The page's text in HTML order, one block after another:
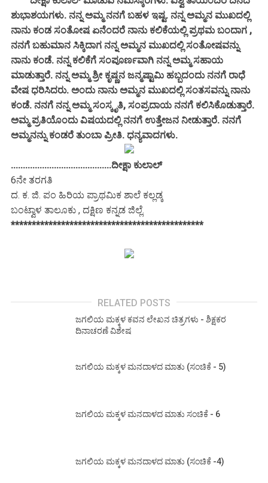
ಶುಭಾಶಯಗಳು. ನನ್ನ ಅಮ್ಮ ನನಗೆ ಬಹಳ ಇಷ್ಟ. ನನ್ನ ಅಮ್ಮನ ಮುಖದಲ್ಲಿ
ನಾನು ಕಂಡ ಸಂತೋಷ ಏನೆಂದರೆ ನಾನು ಕಲಿಕೆಯಲ್ಲಿ ಪ್ರಥಮ ಬಂದಾಗ ,
ನನಗೆ ಬಹುಮಾನ ಸಿಕ್ಕಿದಾಗ ನನ್ನ ಅಮ್ಮನ ಮುಖದಲ್ಲಿ ಸಂತೋಷವನ್ನು
ನಾನು ಕಂಡೆ. ನನ್ನ ಕಲಿಕೆಗೆ ಸಂಪೂರ್ಣವಾಗಿ ನನ್ನ ಅಮ್ಮ ಸಹಾಯ
ಮಾಡುತ್ತಾರೆ. ನನ್ನ ಅಮ್ಮ ಶ್ರೀ ಕೃಷ್ಣನ ಜನ್ಮಷ್ಟಾಮಿ ಹಬ್ಬದಂದು ನನಗೆ ರಾಧೆ
ವೇಷ ಧರಿಸಿದರು. ಅಂದು ನಾನು ಅಮ್ಮನ ಮುಖದಲ್ಲಿ ಸಂತಸವನ್ನು ನಾನು
ಕಂಡೆ. ನನಗೆ ನನ್ನ ಅಮ್ಮ ಸಂಸ್ಕೃತಿ, ಸಂಪ್ರದಾಯ ನನಗೆ ಕಲಿಸಿಕೊಡುತ್ತಾರೆ.
ಅಮ್ಮ ಪ್ರತಿಯೊಂದು ವಿಷಯದಲ್ಲಿ ನನಗೆ ಉತ್ತೇಜನ ನೀಡುತ್ತಾರೆ. ನನಗೆ
ಅಮ್ಮನನ್ನು ಕಂಡರೆ ತುಂಬಾ ಪ್ರೀತಿ. ಧನ್ಯವಾದಗಳು.
..........................................ದೀಕ್ಷಾ ಕುಲಾಲ್
6ನೇ ತರಗತಿ
ದ. ಕ. ಜಿ. ಪಂ ಹಿರಿಯ ಪ್ರಾಥಮಿಕ ಶಾಲೆ ಕಲ್ಲಡ್ಕ
ಬಂಟ್ವಾಳ ತಾಲೂಕು , ದಕ್ಷಿಣ ಕನ್ನಡ ಜಿಲ್ಲೆ.
**********************************************
RELATED POSTS
ಜಗಲಿಯ ಮಕ್ಕಳ ಕವನ ಲೇಖನ ಚಿತ್ರಗಳು - ಶಿಕ್ಷಕರ
ದಿನಾಚರಣೆ ವಿಶೇಷ
ಜಗಲಿಯ ಮಕ್ಕಳ ಮನದಾಳದ ಮಾತು (ಸಂಚಿಕೆ - 5)
ಜಗಲಿಯ ಮಕ್ಕಳ ಮನದಾಳದ ಮಾತು ಸಂಚಿಕೆ - 6
ಜಗಲಿಯ ಮಕ್ಕಳ ಮನದಾಳದ ಮಾತು (ಸಂಚಿಕೆ -4)